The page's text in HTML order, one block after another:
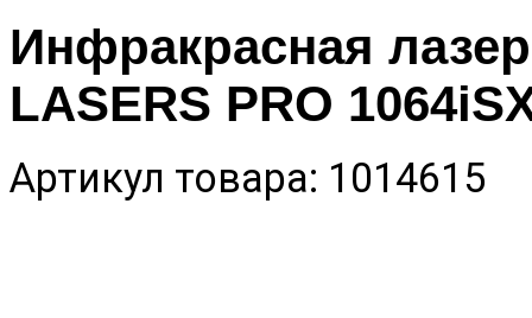
Инфракрасная
LASERS PRO
Артикул товара: 1014615